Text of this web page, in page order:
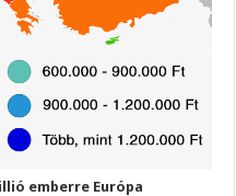
emberre Európa